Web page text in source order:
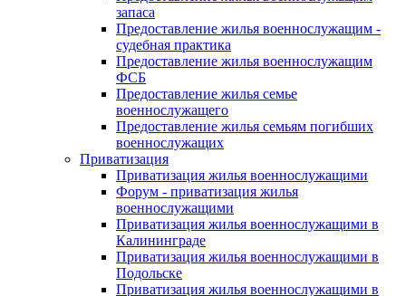
запаса
Предоставление жилья военнослужащим -
судебная практика
Предоставление жилья военнослужащим
ФСБ
Предоставление жилья семье
военнослужащего
Предоставление жилья семьям погибших
военнослужащих
Приватизация
Приватизация жилья военнослужащими
Форум - приватизация жилья
военнослужащими
Приватизация жилья военнослужащими в
Калининграде
Приватизация жилья военнослужащими в
Подольске
Приватизация жилья военнослужащими в